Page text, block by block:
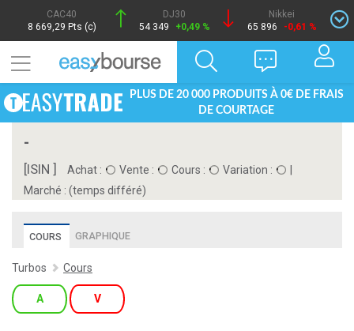
CAC40
8 669,29 Pts (c)
DJ30
54 349
+0,49 %
Nikkei
65 896
-0,61 %
PLUS DE 20 000 PRODUITS À 0€ DE FRAIS
DE COURTAGE
-
[ISIN ] Achat : Vente : Cours : Variation :
Marché : (temps différé)
COURS GRAPHIQUE
Turbos Cours
A V